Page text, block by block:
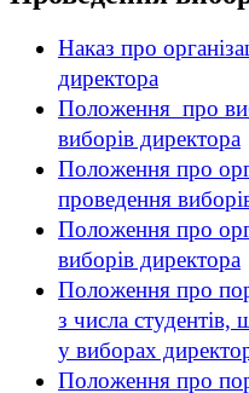
Наказ про
директора
Положення про
виборів директора
Положення про
проведення
Положення про
виборів директора
Положення про
з числа
у виборах
Положення про